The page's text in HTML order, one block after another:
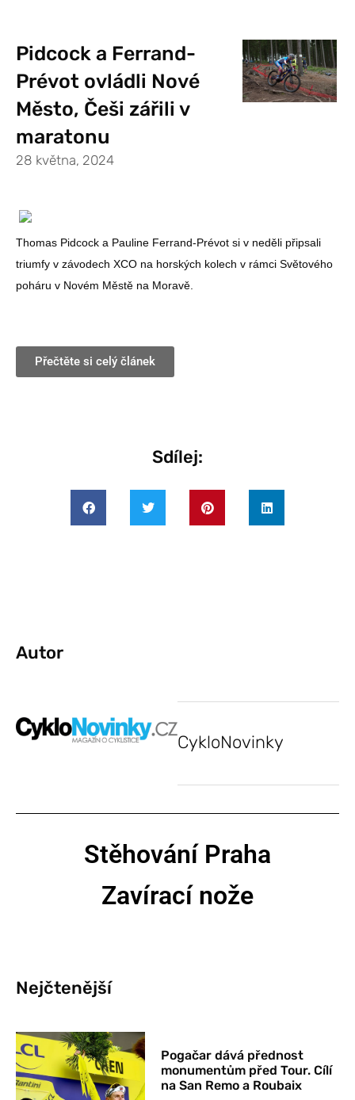
Pidcock a Ferrand-
Prévot ovládli Nové
Město, Češi zářili v
maratonu
28 května, 2024
Thomas Pidcock a Pauline Ferrand-Prévot si v neděli připsali
triumfy v závodech XCO na horských kolech v rámci Světového
poháru v Novém Městě na Moravě.
Přečtěte si celý článek
Sdílej:
Autor
CykloNovinky
Stěhování Praha
Zavírací nože
Nejčtenější
Pogačar dává přednost
monumentům před Tour. Cílí
na San Remo a Roubaix